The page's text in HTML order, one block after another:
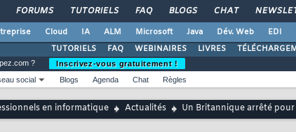
FORUMS TUTORIELS FAQ BLOGS CHAT
Cloud IA ALM Microsoft Java Dév. Web EDI
TUTORIELS
FAQ WEBINAIRES LIVRES
?
Inscrivez-vous gratuitement !
social Blogs Agenda Chat Règles
en informatique Actualités Un Britannique arrêté